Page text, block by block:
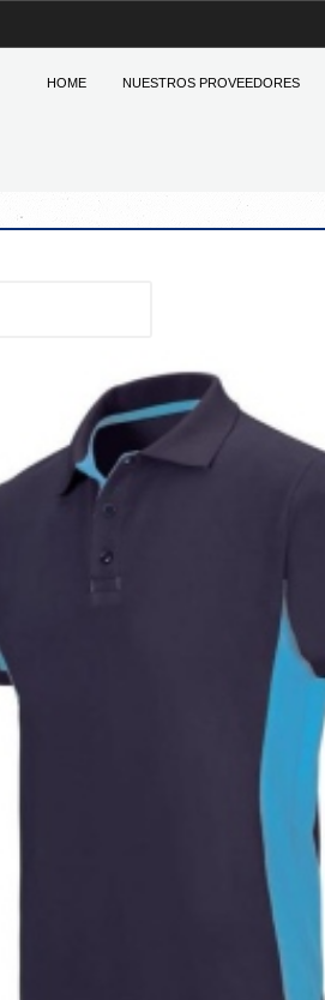
HOME NUESTROS PROVEEDORES